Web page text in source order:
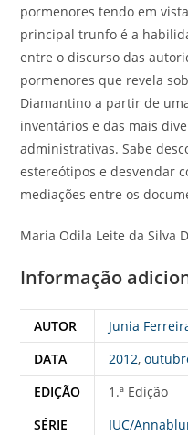
pormenores tendo em
principal trunfo é a
entre o discurso das
pormenores que revela
Diamantino a partir de
inventários e das mais
administrativas. Sabe
estereótipos e desvendar
mediações entre os
Maria Odila Leite da Silva
Informação
AUTOR
Junia
DATA
2012,
EDIÇÃO
1.ª Edição
SÉRIE
IUC/